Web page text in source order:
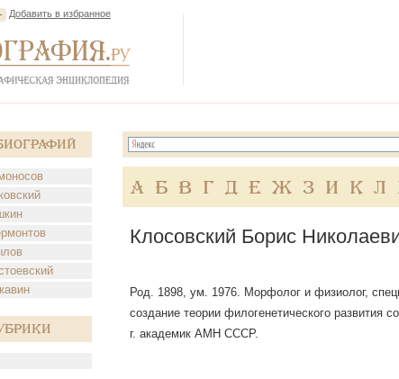
Добавить в избранное
А Б В Г Д Е Ж З И К Л
Клосовский Борис
Род. 1898, ум. 1976. Морфолог и физиолог,
создание теории филогенетического развития
г. академик АМН СССР.